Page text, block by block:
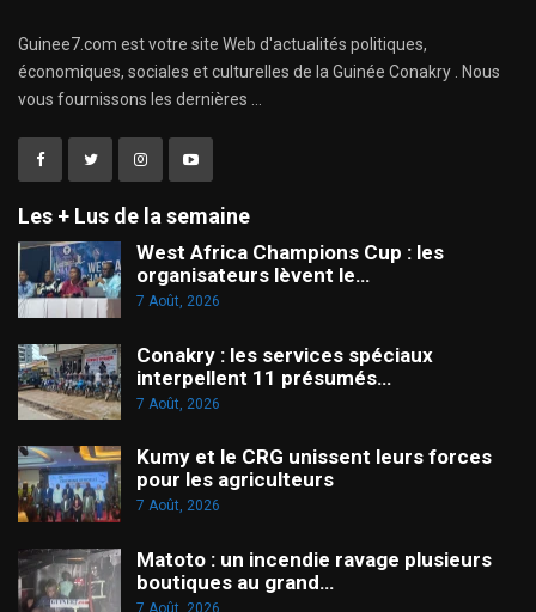
Guinee7.com est votre site Web d'actualités politiques,
économiques, sociales et culturelles de la Guinée Conakry . Nous
vous fournissons les dernières ...
Les + Lus de la semaine
West Africa Champions Cup : les
organisateurs lèvent le…
7 Août, 2026
Conakry : les services spéciaux
interpellent 11 présumés…
7 Août, 2026
Kumy et le CRG unissent leurs forces
pour les agriculteurs
7 Août, 2026
Matoto : un incendie ravage plusieurs
boutiques au grand…
7 Août, 2026